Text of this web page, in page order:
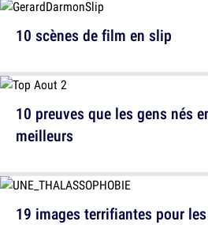
10 preuves que les gens nés
meilleurs
10 scènes de film en slip
19 images terrifiantes pour